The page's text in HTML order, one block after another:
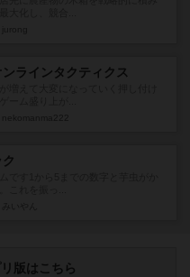
ンラインタクティクス
版はこちら